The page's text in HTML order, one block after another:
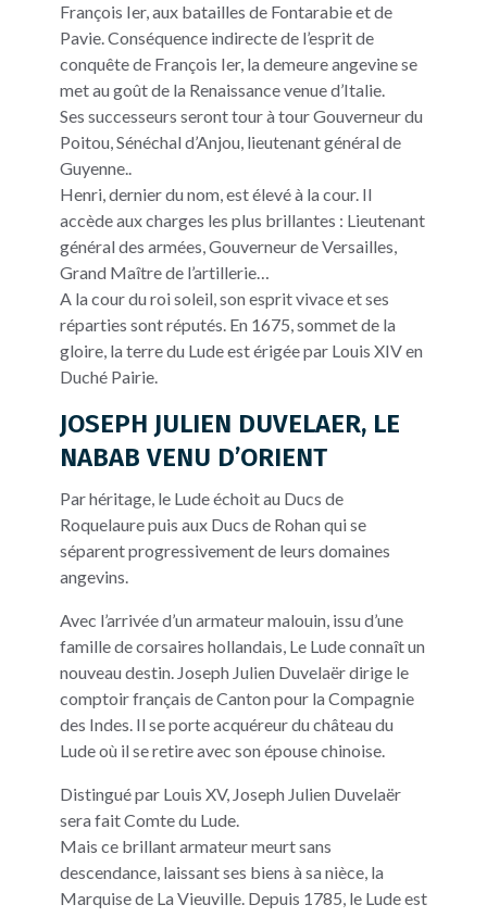
François Ier, aux batailles de Fontarabie et de
Pavie. Conséquence indirecte de l’esprit de
conquête de François Ier, la demeure angevine se
met au goût de la Renaissance venue d’Italie.
Ses successeurs seront tour à tour Gouverneur du
Poitou, Sénéchal d’Anjou, lieutenant général de
Guyenne..
Henri, dernier du nom, est élevé à la cour. Il
accède aux charges les plus brillantes : Lieutenant
général des armées, Gouverneur de Versailles,
Grand Maître de l’artillerie…
A la cour du roi soleil, son esprit vivace et ses
réparties sont réputés. En 1675, sommet de la
gloire, la terre du Lude est érigée par Louis XIV en
Duché Pairie.
JOSEPH JULIEN DUVELAER, LE
NABAB VENU D’ORIENT
Par héritage, le Lude échoit au Ducs de
Roquelaure puis aux Ducs de Rohan qui se
séparent progressivement de leurs domaines
angevins.
Avec l’arrivée d’un armateur malouin, issu d’une
famille de corsaires hollandais, Le Lude connaît un
nouveau destin. Joseph Julien Duvelaër dirige le
comptoir français de Canton pour la Compagnie
des Indes. Il se porte acquéreur du château du
Lude où il se retire avec son épouse chinoise.
Distingué par Louis XV, Joseph Julien Duvelaër
sera fait Comte du Lude.
Mais ce brillant armateur meurt sans
descendance, laissant ses biens à sa nièce, la
Marquise de La Vieuville. Depuis 1785, le Lude est